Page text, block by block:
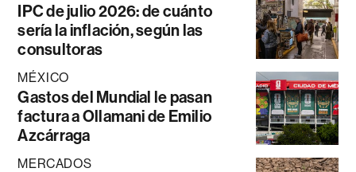
IPC de julio 2026: de cuánto
sería la inflación, según las
consultoras
MÉXICO
Gastos del Mundial le pasan
factura a Ollamani de Emilio
Azcárraga
MERCADOS